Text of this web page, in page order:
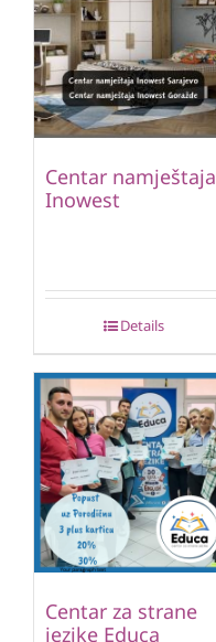
Centar namještaja
Inowest
Details
Centar za strane
jezike Educa